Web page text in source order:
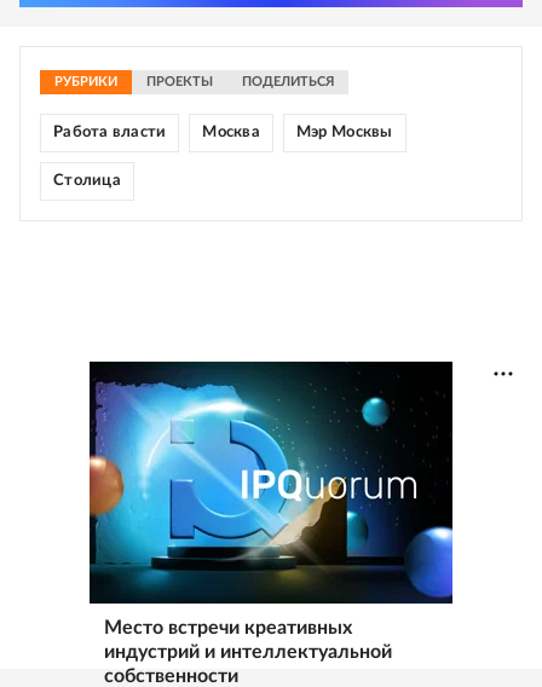
РУБРИКИ ПРОЕКТЫ ПОДЕЛИТЬСЯ
Работа власти Москва Мэр Москвы
Столица
Место встречи креативных
индустрий и интеллектуальной
собственности